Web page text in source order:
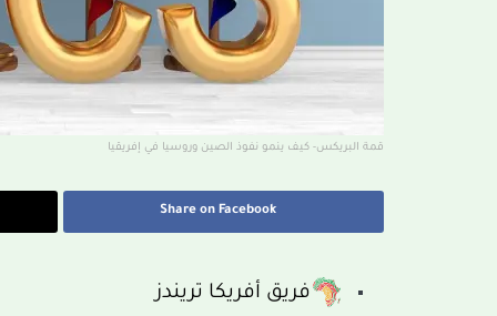
قمة البريكس- كيف ينمو نفوذ الصين وروسيا في إفريقيا
Share on Facebook
فريق أفريكا تريندز